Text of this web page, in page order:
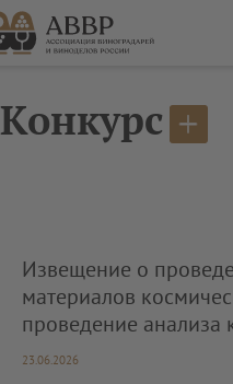
Конкурс
Извещение о
материалов
проведение анализа
23.06.2026